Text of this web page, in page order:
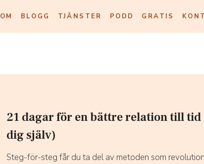
OM BLOGG TJÄNSTER PODD GRATIS
21 dagar för en bättre relation till tid
dig själv)
Steg-för-steg får du ta del av metoden som